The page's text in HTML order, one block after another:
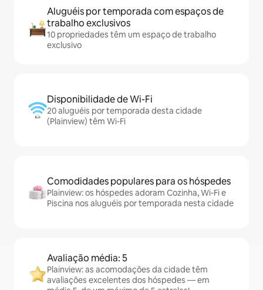
Aluguéis por temporada com espaços de
trabalho exclusivos
10 propriedades têm um espaço de trabalho
exclusivo
Disponibilidade de Wi-Fi
20 aluguéis por temporada desta cidade
(Plainview) têm Wi-Fi
Comodidades populares para os hóspedes
Plainview: os hóspedes adoram Cozinha, Wi-Fi e
Piscina nos aluguéis por temporada nesta cidade
Avaliação média: 5
Plainview: as acomodações da cidade têm
avaliações excelentes dos hóspedes — em